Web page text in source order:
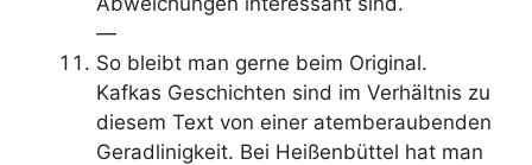
—
So bleibt man gerne beim Original.
Kafkas Geschichten sind im Verhältnis zu
diesem Text von einer atemberaubenden
Geradlinigkeit. Bei Heißenbüttel hat man